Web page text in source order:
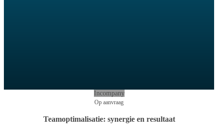
Incompany
Op aanvraag
Teamoptimalisatie: synergie en resultaat